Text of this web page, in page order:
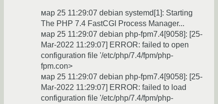
мар 25 11:29:07 debian systemd[1]: Starting
The PHP 7.4 FastCGI Process Manager...
мар 25 11:29:07 debian php-fpm7.4[9058]: [25-
Mar-2022 11:29:07] ERROR: failed to open
configuration file '/etc/php/7.4/fpm/php-
fpm.con>
мар 25 11:29:07 debian php-fpm7.4[9058]: [25-
Mar-2022 11:29:07] ERROR: failed to load
configuration file '/etc/php/7.4/fpm/php-